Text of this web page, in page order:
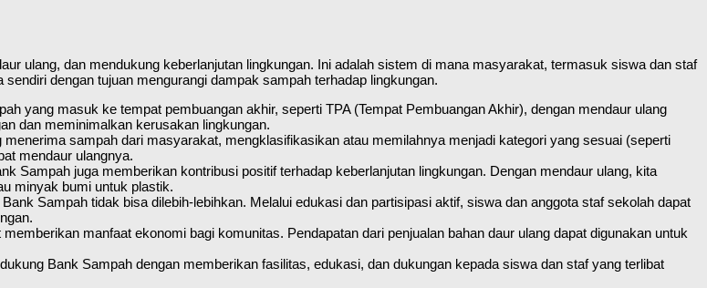
ulang, dan mendukung keberlanjutan lingkungan. Ini adalah sistem di mana masyarakat, termasuk siswa dan staf
dengan tujuan mengurangi dampak sampah terhadap lingkungan.
yang masuk ke tempat pembuangan akhir, seperti TPA (Tempat Pembuangan Akhir), dengan mendaur ulang
dan meminimalkan kerusakan lingkungan.
sampah dari masyarakat, mengklasifikasikan atau memilahnya menjadi kategori yang sesuai (seperti
mendaur ulangnya.
Sampah juga memberikan kontribusi positif terhadap keberlanjutan lingkungan. Dengan mendaur ulang, kita
minyak bumi untuk plastik.
Sampah tidak bisa dilebih-lebihkan. Melalui edukasi dan partisipasi aktif, siswa dan anggota staf sekolah dapat
manfaat ekonomi bagi komunitas. Pendapatan dari penjualan bahan daur ulang dapat digunakan untuk
Bank Sampah dengan memberikan fasilitas, edukasi, dan dukungan kepada siswa dan staf yang terlibat